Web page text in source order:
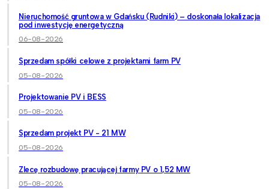
Nieruchomość gruntowa w Gdańsku (Rudniki) – doskonała lokalizacja
pod inwestycję energetyczną
06-08-2026
Sprzedam spółki celowe z projektami farm PV
05-08-2026
Projektowanie PV i BESS
05-08-2026
Sprzedam projekt PV - 21 MW
05-08-2026
Zlecę rozbudowę pracującej farmy PV o 1,52 MW
05-08-2026